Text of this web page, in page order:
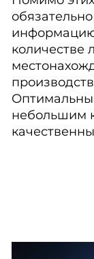
количестве
небольшим